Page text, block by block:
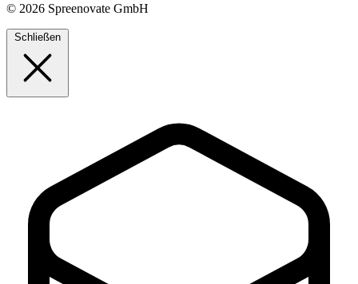
© 2026 Spreenovate GmbH
Schließen